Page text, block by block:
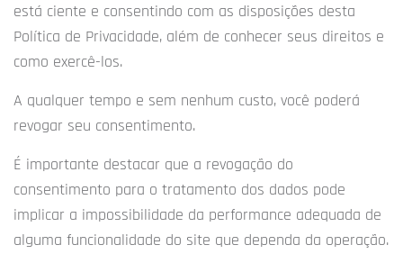
está ciente e consentindo com as disposições desta
Política de Privacidade, além de conhecer seus direitos e
como exercê-los.
A qualquer tempo e sem nenhum custo, você poderá
revogar seu consentimento.
É importante destacar que a revogação do
consentimento para o tratamento dos dados pode
implicar a impossibilidade da performance adequada de
alguma funcionalidade do site que dependa da operação.